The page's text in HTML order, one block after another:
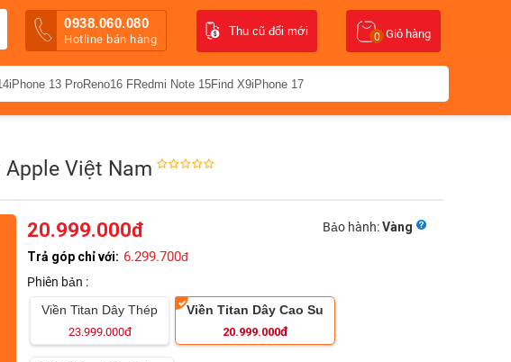
0938.060.080
Hotline bán hàng Giỏ hàng
0
Thu cũ đổi mới
iPhone 13 ProReno16 FRedmi Note 15Find X9iPhone 17
Apple Việt Nam
20.999.000đ Bảo hành:Vàng
Trả góp chỉ với: 6.299.700đ
Phiên bản :
Viền Titan Dây Thép
23.999.000đ
Viền Titan Dây Cao Su
20.999.000đ